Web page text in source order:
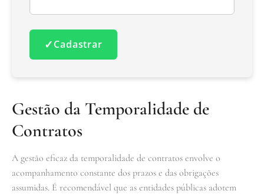
✓Cadastrar
Gestão da Temporalidade de
Contratos
A gestão eficaz da temporalidade de contratos envolve o
acompanhamento constante dos prazos e das obrigações
assumidas. É recomendável que as entidades públicas adotem